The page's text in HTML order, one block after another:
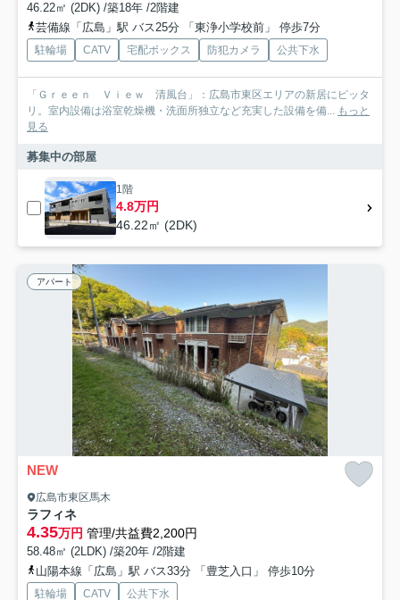
46.22㎡ (2DK) /築18年 /2階建
芸備線「広島」駅 バス25分 「東浄小学校前」 停歩7分
駐輪場 CATV 宅配ボックス 防犯カメラ 公共下水
「Ｇｒｅｅｎ Ｖｉｅｗ 清風台」：広島市東区エリアの新居にピッタ
リ。室内設備は浴室乾燥機・洗面所独立など充実した設備を備... もっと
見る
募集中の部屋
1階
4.8万円
46.22㎡ (2DK)
アパート
NEW
広島市東区馬木
ラフィネ
4.35万円 管理/共益費2,200円
58.48㎡ (2LDK) /築20年 /2階建
山陽本線「広島」駅 バス33分 「豊芝入口」 停歩10分
駐輪場 CATV 公共下水